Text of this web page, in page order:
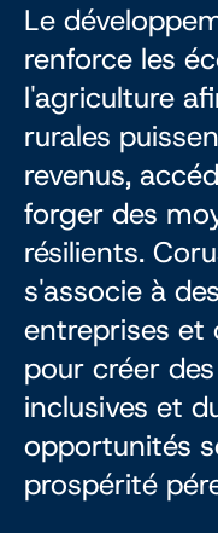
Le
renforce les
l'agriculture
rurales
revenus,
forger des
résilients.
s'associe à
entreprises et
pour créer
inclusives et
opportunités
prospérité